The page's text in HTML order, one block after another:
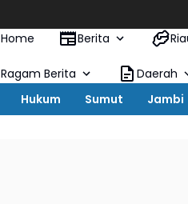
Home
Berita
Ragam Berita
Daerah
Hukum Sumut Jambi